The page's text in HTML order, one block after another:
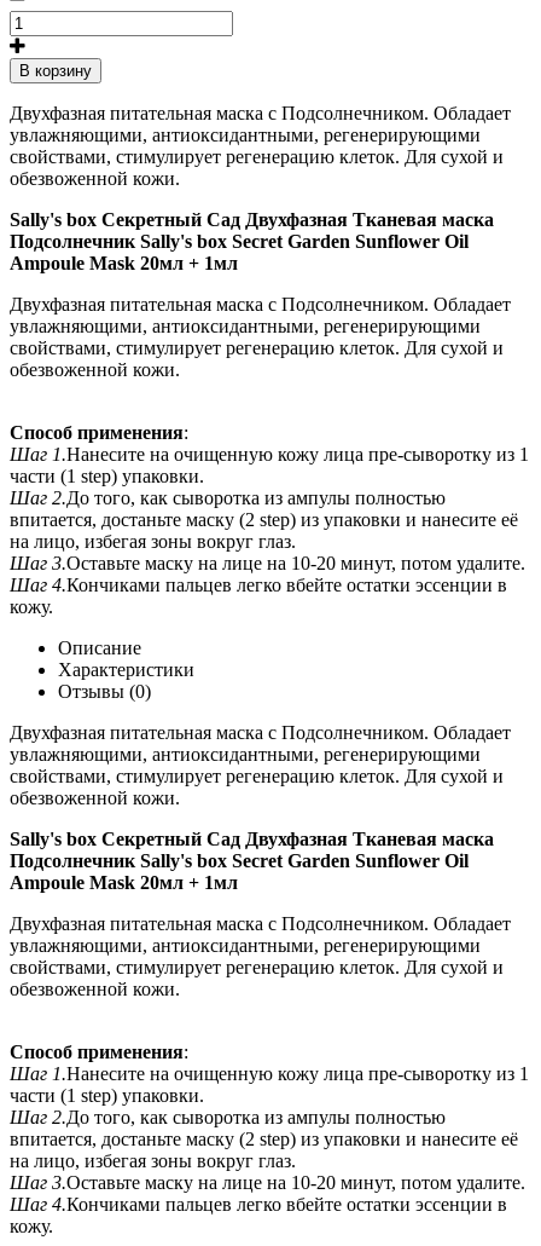
В корзину
Двухфазная питательная маска с Подсолнечником. Обладает
увлажняющими, антиоксидантными, регенерирующими
свойствами, стимулирует регенерацию клеток. Для сухой и
обезвоженной кожи.
Sally's box Секретный Сад Двухфазная Тканевая маска
Подсолнечник Sally's box Secret Garden Sunflower Oil
Ampoule Mask 20мл + 1мл
Двухфазная питательная маска с Подсолнечником. Обладает
увлажняющими, антиоксидантными, регенерирующими
свойствами, стимулирует регенерацию клеток. Для сухой и
обезвоженной кожи.
Способ применения:
Шаг 1.Нанесите на очищенную кожу лица пре-сыворотку из 1
части (1 step) упаковки.
Шаг 2.До того, как сыворотка из ампулы полностью
впитается, достаньте маску (2 step) из упаковки и нанесите её
на лицо, избегая зоны вокруг глаз.
Шаг 3.Оставьте маску на лице на 10-20 минут, потом удалите.
Шаг 4.Кончиками пальцев легко вбейте остатки эссенции в
кожу.
Описание
Характеристики
Отзывы (0)
Двухфазная питательная маска с Подсолнечником. Обладает
увлажняющими, антиоксидантными, регенерирующими
свойствами, стимулирует регенерацию клеток. Для сухой и
обезвоженной кожи.
Sally's box Секретный Сад Двухфазная Тканевая маска
Подсолнечник Sally's box Secret Garden Sunflower Oil
Ampoule Mask 20мл + 1мл
Двухфазная питательная маска с Подсолнечником. Обладает
увлажняющими, антиоксидантными, регенерирующими
свойствами, стимулирует регенерацию клеток. Для сухой и
обезвоженной кожи.
Способ применения:
Шаг 1.Нанесите на очищенную кожу лица пре-сыворотку из 1
части (1 step) упаковки.
Шаг 2.До того, как сыворотка из ампулы полностью
впитается, достаньте маску (2 step) из упаковки и нанесите её
на лицо, избегая зоны вокруг глаз.
Шаг 3.Оставьте маску на лице на 10-20 минут, потом удалите.
Шаг 4.Кончиками пальцев легко вбейте остатки эссенции в
кожу.